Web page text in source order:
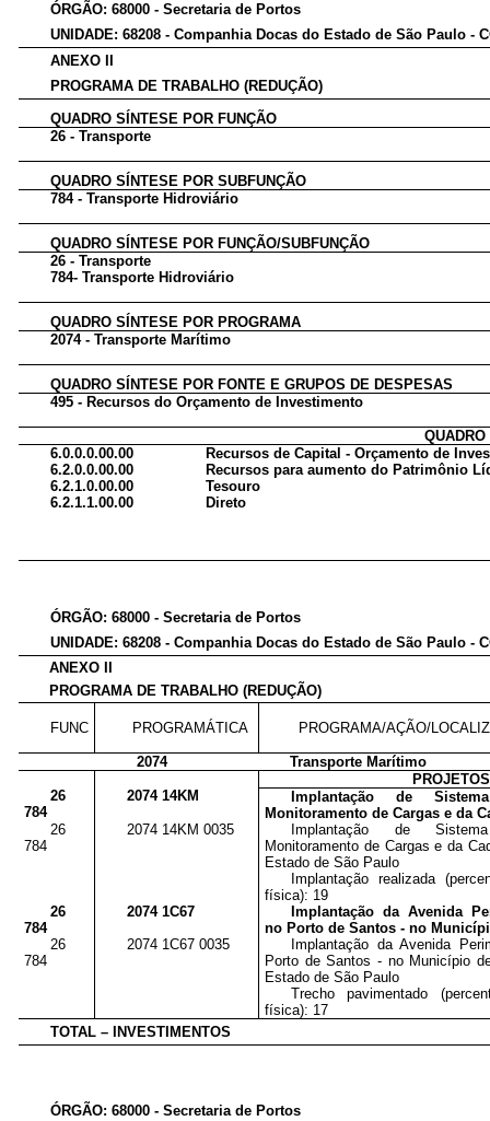
ÓRGÃO: 68000 - Secretaria de Portos
UNIDADE: 68208 - Companhia Docas do Estado de São Paulo -
ANEXO II
PROGRAMA DE TRABALHO (REDUÇÃO)
QUADRO SÍNTESE POR FUNÇÃO
26 - Transporte
QUADRO SÍNTESE POR SUBFUNÇÃO
784 - Transporte Hidroviário
QUADRO SÍNTESE POR FUNÇÃO/SUBFUNÇÃO
26 - Transporte
784- Transporte Hidroviário
QUADRO SÍNTESE POR PROGRAMA
2074 - Transporte Marítimo
QUADRO SÍNTESE POR FONTE E GRUPOS DE DESPESAS
495 - Recursos do Orçamento de Investimento
6.0.0.0.00.00
Recursos de Capital - Orçamento de
6.2.0.0.00.00
Recursos para aumento do Patrimônio
6.2.1.0.00.00
Tesouro
6.2.1.1.00.00
Direto
ÓRGÃO: 68000 - Secretaria de Portos
UNIDADE: 68208 - Companhia Docas do Estado de São Paulo -
ANEXO II
PROGRAMA DE TRABALHO (REDUÇÃO)
FUNC PROGRAMÁTICA PROGRAMA/AÇÃO/
2074
Transporte Marítimo
PROJETOS
26
784
2074 14KM
Implantação de
Monitoramento de Cargas e da
26
784
2074 14KM 0035
Implantação de
Monitoramento de Cargas e da
Estado de São Paulo
Implantação realizada
física): 19
26
784
2074 1C67
Implantação da Avenida
no Porto de Santos - no
26
784
2074 1C67 0035
Implantação da Avenida
Porto de Santos - no Município
Estado de São Paulo
Trecho pavimentado
física): 17
TOTAL – INVESTIMENTOS
ÓRGÃO: 68000 - Secretaria de Portos